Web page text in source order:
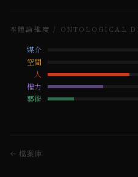
本體論維度 / ONTOLOGICAL
媒介
空間
人
權力
藝術
← 檔案庫